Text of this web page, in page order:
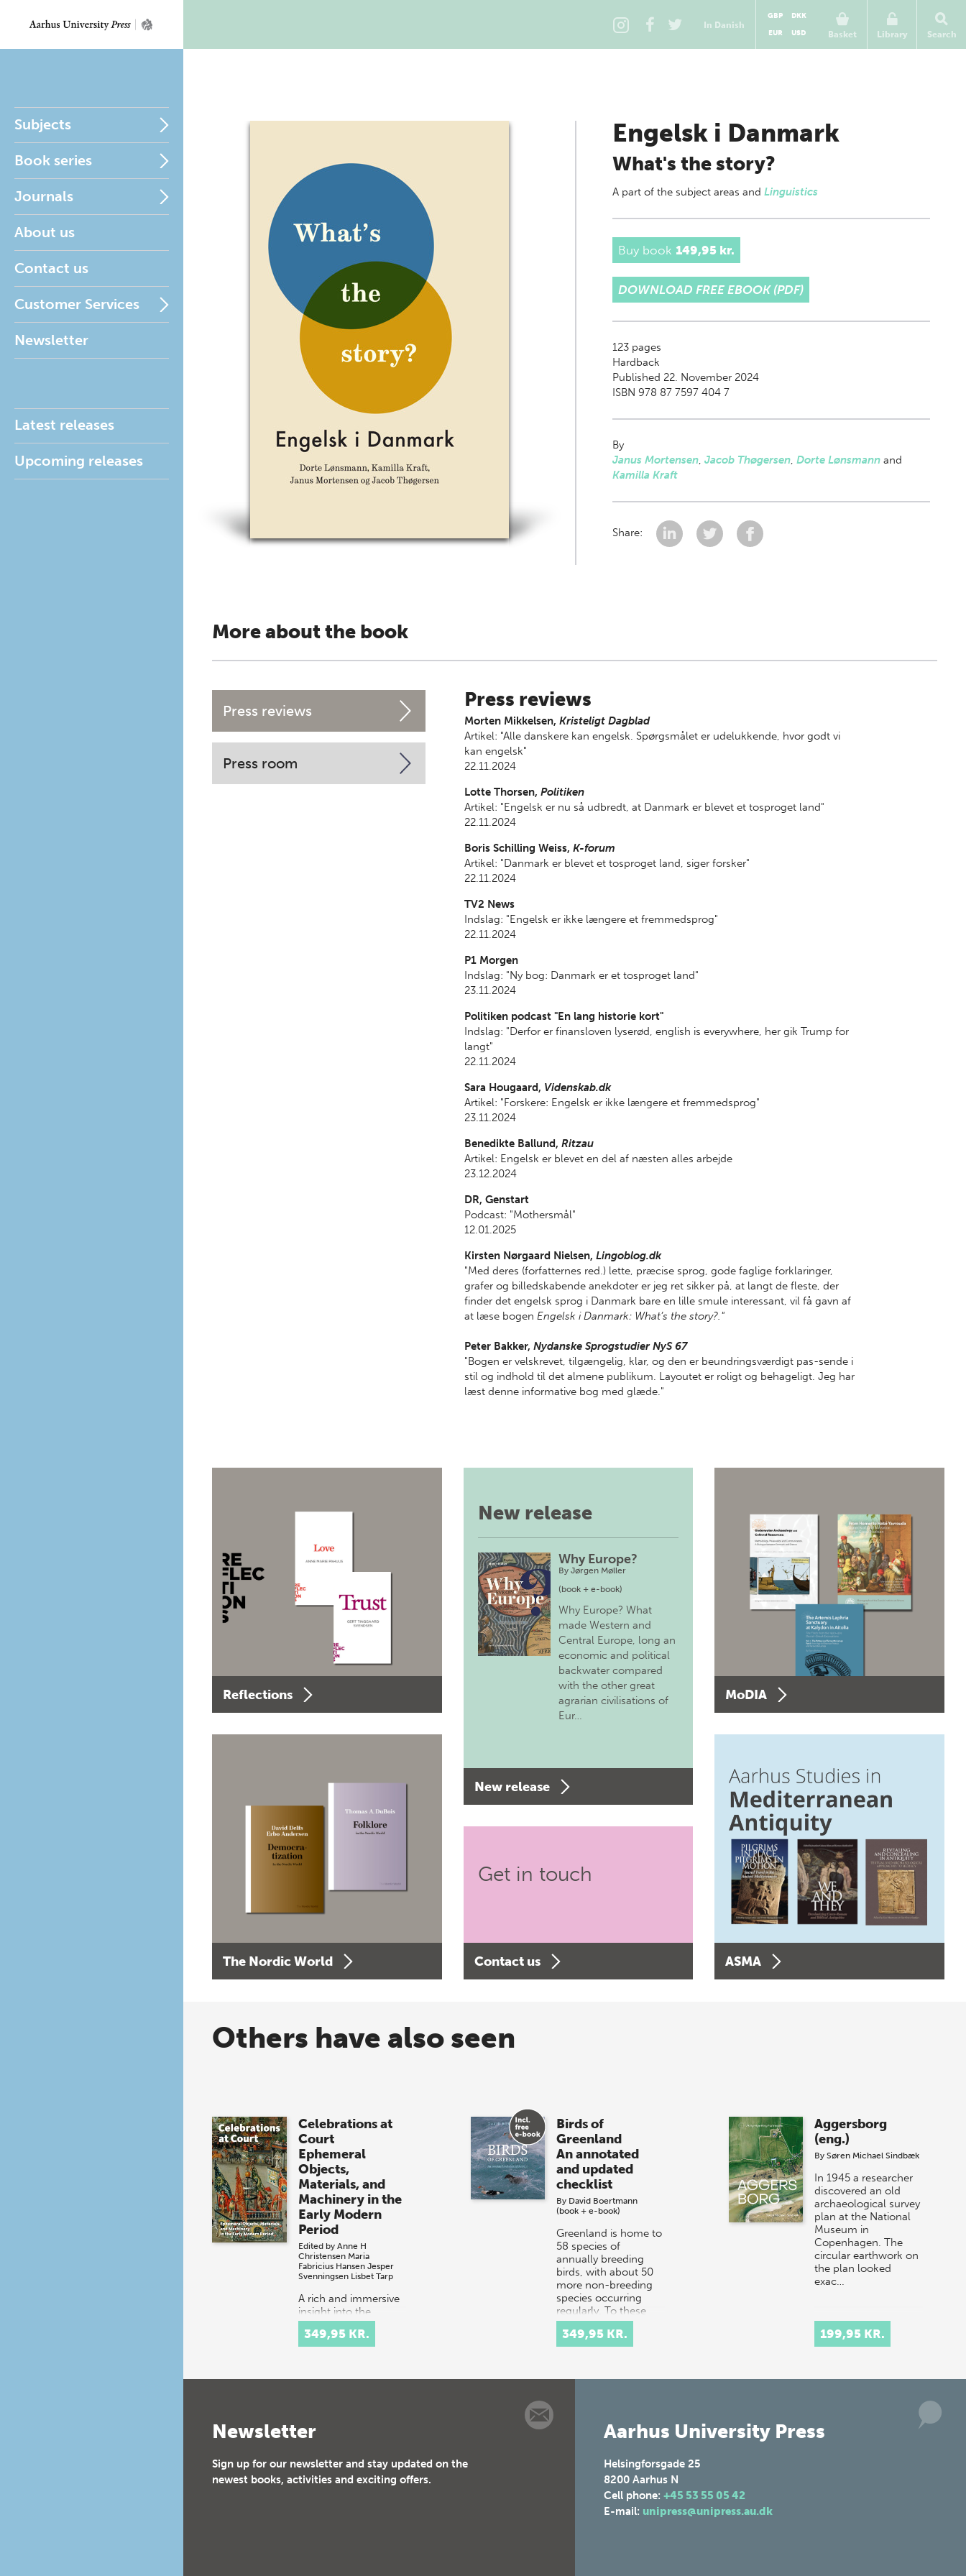
In Danish
Basket
GBP
DKK
EUR
USD Library Search
Subjects
Book series
Journals
About us
Contact us
Customer Services
Newsletter
Latest releases
Upcoming releases
Engelsk i Danmark
What's the story?
A part of the subject areas and Linguistics
Buy book 149,95 kr.
DOWNLOAD FREE EBOOK (PDF)
123pages
Hardback
Published 22. November 2024
ISBN 978 87 7597 404 7
By
Janus Mortensen, Jacob Thøgersen, Dorte Lønsmannand
Kamilla Kraft
Share:
More about the book
Press reviews
Press room
Press reviews
Morten Mikkelsen,Kristeligt Dagblad
Artikel: "Alle danskere kan engelsk. Spørgsmålet er udelukkende, hvor godt vi
kan engelsk"
22.11.2024
Lotte Thorsen,Politiken
Artikel: "Engelsk er nu så udbredt, at Danmark er blevet et tosproget land"
22.11.2024
Boris Schilling Weiss,K-forum
Artikel: "Danmark er blevet et tosproget land, siger forsker"
22.11.2024
TV2 News
Indslag: "Engelsk er ikke længere et fremmedsprog"
22.11.2024
P1 Morgen
Indslag: "Ny bog: Danmark er et tosproget land"
23.11.2024
Politiken podcast "En lang historie kort"
Indslag: "Derfor er finansloven lyserød, english is everywhere, her gik Trump for
langt"
22.11.2024
Sara Hougaard, Videnskab.dk
Artikel: "Forskere: Engelsk er ikke længere et fremmedsprog"
23.11.2024
Benedikte Ballund,Ritzau
Artikel: Engelsk er blevet en del af næsten alles arbejde
23.12.2024
DR, Genstart
Podcast: "Mothersmål"
12.01.2025
Kirsten Nørgaard Nielsen,Lingoblog.dk
"Med deres (forfatternes red.) lette, præcise sprog, gode faglige forklaringer,
grafer og billedskabende anekdoter er jeg ret sikker på, at langt de fleste, der
finder det engelsk sprog i Danmark bare en lille smule interessant, vil få gavn af
at læse bogen Engelsk i Danmark: What’s the story?."
Peter Bakker, Nydanske Sprogstudier NyS 67
"Bogen er velskrevet, tilgængelig, klar, og den er beundringsværdigt pas-sende i
stil og indhold til det almene publikum. Layoutet er roligt og behageligt. Jeg har
læst denne informative bog med glæde."
Reflections
The Nordic World
New release
Why Europe?
By Jørgen Møller
(book + e-book)
Why Europe? What
made Western and
Central Europe, long an
economic and political
backwater compared
with the other great
agrarian civilisations of
Eur…
New release
Get in touch
Contact us
MoDIA
ASMA
Others have also seen
Celebrations at
Court
Ephemeral
Objects,
Materials, and
Machinery in the
Early Modern
Period
Edited by Anne H
Christensen Maria
Fabricius Hansen Jesper
Svenningsen Lisbet Tarp
A rich and immersive
insight into the
spectacular courtly
festival culture of
16th and 17th-
349,95 KR.
Birds of
Greenland
An annotated
and updated
checklist
By David Boertmann
(book + e-book)
Greenland is home to
58 species of
annually breeding
birds, with about 50
more non-breeding
species occurring
regularly. To these
numbers can be
added…
349,95 KR.
Aggersborg
(eng.)
BySøren Michael Sindbæk
In 1945 a researcher
discovered an old
archaeological survey
plan at the National
Museum in
Copenhagen. The
circular earthwork on
the plan looked
exac…
199,95 KR.
Newsletter
Sign up for our newsletter and stay updated on the
newest books, activities and exciting offers.
Aarhus University Press
Helsingforsgade 25
8200 Aarhus N
Cell phone: +45 53 55 05 42
E-mail: unipress@unipress.au.dk